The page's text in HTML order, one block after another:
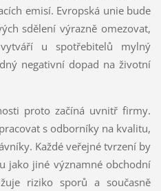
emisí. Evropská unie bude
sdělení výrazně omezovat,
u spotřebitelů mylný
negativní dopad na životní
proto začíná uvnitř firmy.
s odborníky na kvalitu,
Každé veřejné tvrzení by
jako jiné významné obchodní
riziko sporů a současně